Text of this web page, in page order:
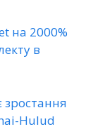
на 2000%
в
зростання
Hulud